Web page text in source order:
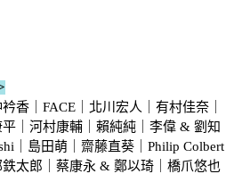
香｜FACE｜北川宏人｜有村佳奈｜
｜河村康輔｜賴純純｜李偉 & 劉知
｜島田萌｜齋藤直葵｜Philip Colbert
鉄太郎｜蔡康永 & 鄭以琦｜橋爪悠也